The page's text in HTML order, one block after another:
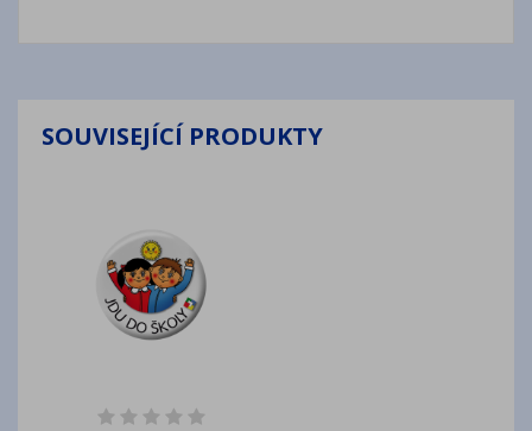
SOUVISEJÍCÍ PRODUKTY